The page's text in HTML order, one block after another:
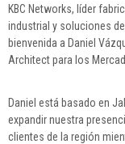
KBC Networks, líder
industrial y soluciones
bienvenida a Daniel
Architect para los
Daniel está basado en
expandir nuestra
clientes de la región